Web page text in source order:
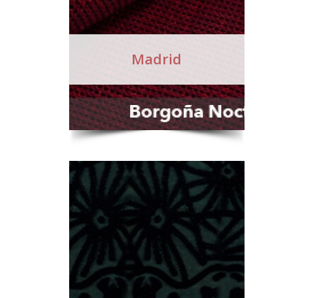
Madrid